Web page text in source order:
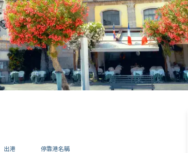
出港 停靠港名稱